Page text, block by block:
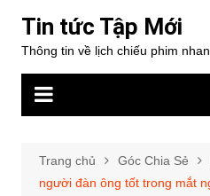
phần
Tin tức Tập Mới
Thông tin về lịch chiếu phim
Trang chủ Góc Chia Sẻ
người đàn ông tốt trong mắt